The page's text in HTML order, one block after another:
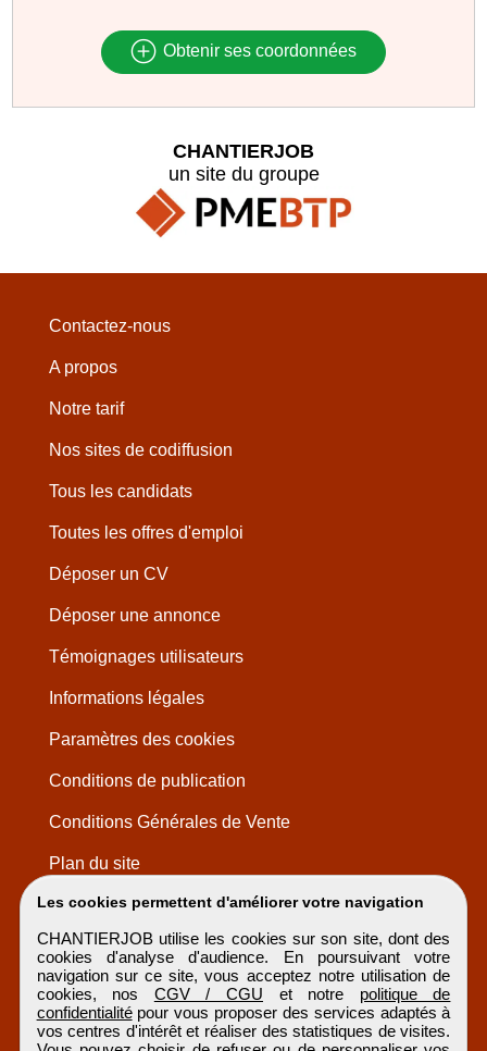
Obtenir ses coordonnées
Les cookies permettent d'améliorer votre navigation
CHANTIERJOB utilise les cookies sur son site, dont des
cookies d'analyse d'audience. En poursuivant votre
navigation sur ce site, vous acceptez notre utilisation de
cookies, nos CGV / CGU et notre politique de
confidentialitépour vous proposer des services adaptés à
vos centres d'intérêt et réaliser des statistiques de visites.
CHANTIERJOB
un site du groupe
Contactez-nous
A propos
Notre tarif
Nos sites de codiffusion
Tous les candidats
Toutes les offres d'emploi
Déposer un CV
Déposer une annonce
Témoignages utilisateurs
Informations légales
Paramètres des cookies
Conditions de publication
Conditions Générales de Vente
Plan du site